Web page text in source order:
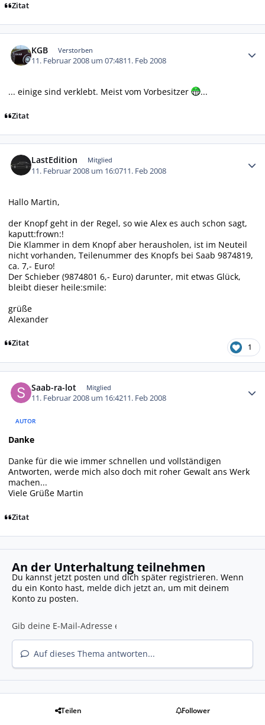
Zitat
KGB Verstorben
11. Februar 2008 um 07:4811. Feb 2008
... einige sind verklebt. Meist vom Vorbesitzer ...
Zitat
LastEdition Mitglied
11. Februar 2008 um 16:0711. Feb 2008
Hallo Martin,
der Knopf geht in der Regel, so wie Alex es auch schon sagt,
kaputt:frown:!
Die Klammer in dem Knopf aber herausholen, ist im Neuteil
nicht vorhanden, Teilenummer des Knopfs bei Saab 9874819,
ca. 7,- Euro!
Der Schieber (9874801 6,- Euro) darunter, mit etwas Glück,
bleibt dieser heile:smile:
grüße
Alexander
Zitat 1
Saab-ra-lot Mitglied
11. Februar 2008 um 16:4211. Feb 2008
AUTOR
Danke
Danke für die wie immer schnellen und vollständigen
Antworten, werde mich also doch mit roher Gewalt ans Werk
machen...
Viele Grüße Martin
Zitat
An der Unterhaltung teilnehmen
Du kannst jetzt posten und dich später registrieren. Wenn
du ein Konto hast, melde dich jetzt an, um mit deinem
Konto zu posten.
Auf dieses Thema antworten...
Teilen Follower